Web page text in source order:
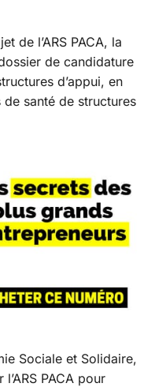
de l’ARS PACA, la
de candidature
d’appui, en
santé de structures
Sociale et Solidaire,
PACA pour